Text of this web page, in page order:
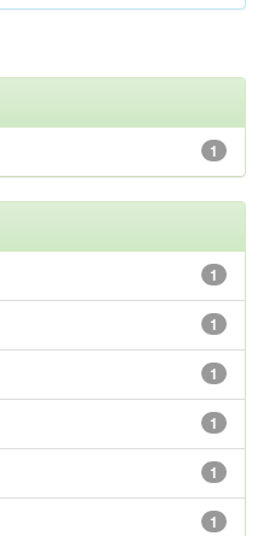
1
1
1
1
1
1
1